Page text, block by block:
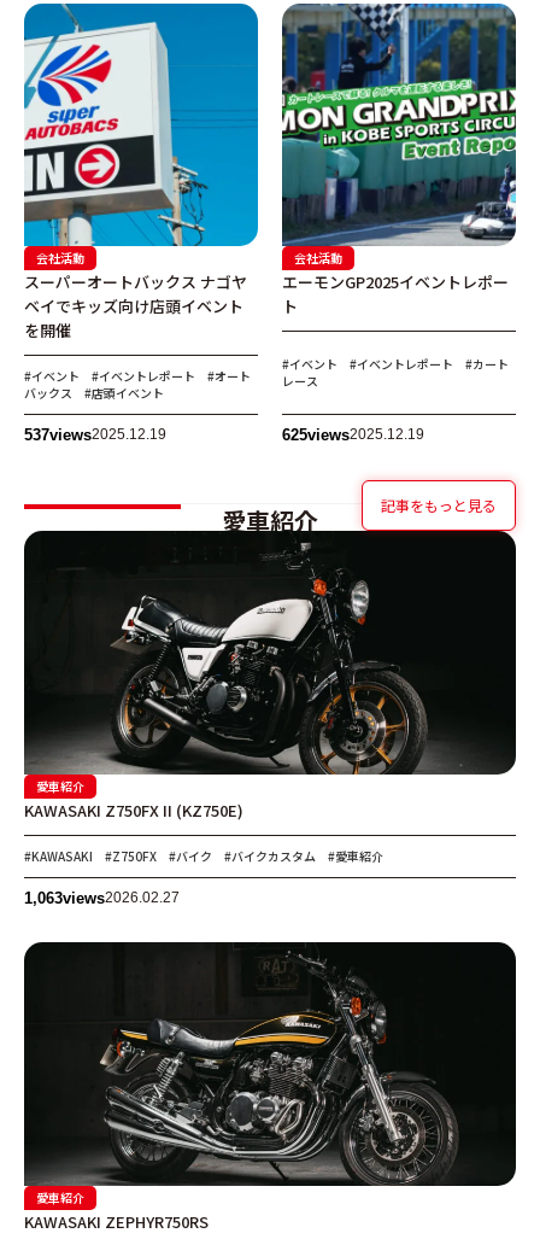
会社活動
スーパーオートバックス ナゴヤ
ベイでキッズ向け店頭イベント
を開催
#イベント #イベントレポート
#オート
バックス
#店頭イベント
537views2025.12.19
会社活動
エーモンGP2025イベントレポー
ト
#イベント #イベントレポート
#カート
レース
625views2025.12.19
愛車紹介
CAR INTRODUCTION
記事をもっと見る
愛車紹介
KAWASAKI Z750FX II (KZ750E)
#KAWASAKI #Z750FX #バイク #バイクカスタム #愛車紹介
1,063views2026.02.27
愛車紹介
KAWASAKI ZEPHYR750RS